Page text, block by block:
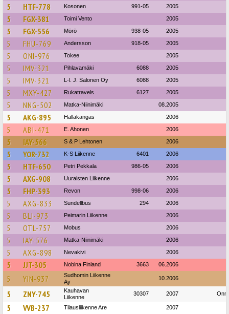
5 HTF-778 Kosonen 991-05 2005
5 FGX-381 Toimi Vento 2005
5 FGX-556 Mörö 938-05 2005
5 FHU-769 Andersson 918-05 2005
5 ONI-976 Tokee 2005
5 IMV-321 Pihlavamäki 6088 2005
5 IMV-321 L-l. J. Salonen Oy 6088 2005
5 MXY-427 Rukatravels 6127 2005
5 NNG-502 Matka-Niinimäki 08.2005
5 AKG-895 Hallakangas 2006
5 ABI-471 E. Ahonen 2006
5 IAY-566 S & P Lehtonen 2006
5 YOR-732 K-S Liikenne 6401 2006
5 HTF-650 Petri Pekkala 986-05 2006
5 AXG-908 Uuraisten Liikenne 2006
5 FHP-393 Revon 998-06 2006
5 AXG-833 Sundellbus 294 2006
5 BLI-973 Peimarin Liikenne 2006
5 OTL-757 Mobus 2006
5 IAY-576 Matka-Niinimäki 2006
5 AXG-898 Nevakivi 2006
5 JJT-305 Nobina Finland 3663 06.2006
5 YIN-937
Sudhomin Liikenne
Ay
10.2006
5 ZNY-745
Kauhavan
Liikenne
30307 2007 Onni
5 VVB-237 Tilausliikenne Are 2007